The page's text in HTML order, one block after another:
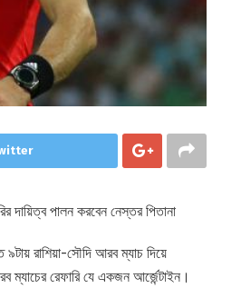
দায়িত্ব পালন করবেন নেস্তর পিতানা
রাশিয়া-সৌদি আরব ম্যাচ দিয়ে
ম্যাচের রেফারি যে একজন আর্জেন্টাইন।